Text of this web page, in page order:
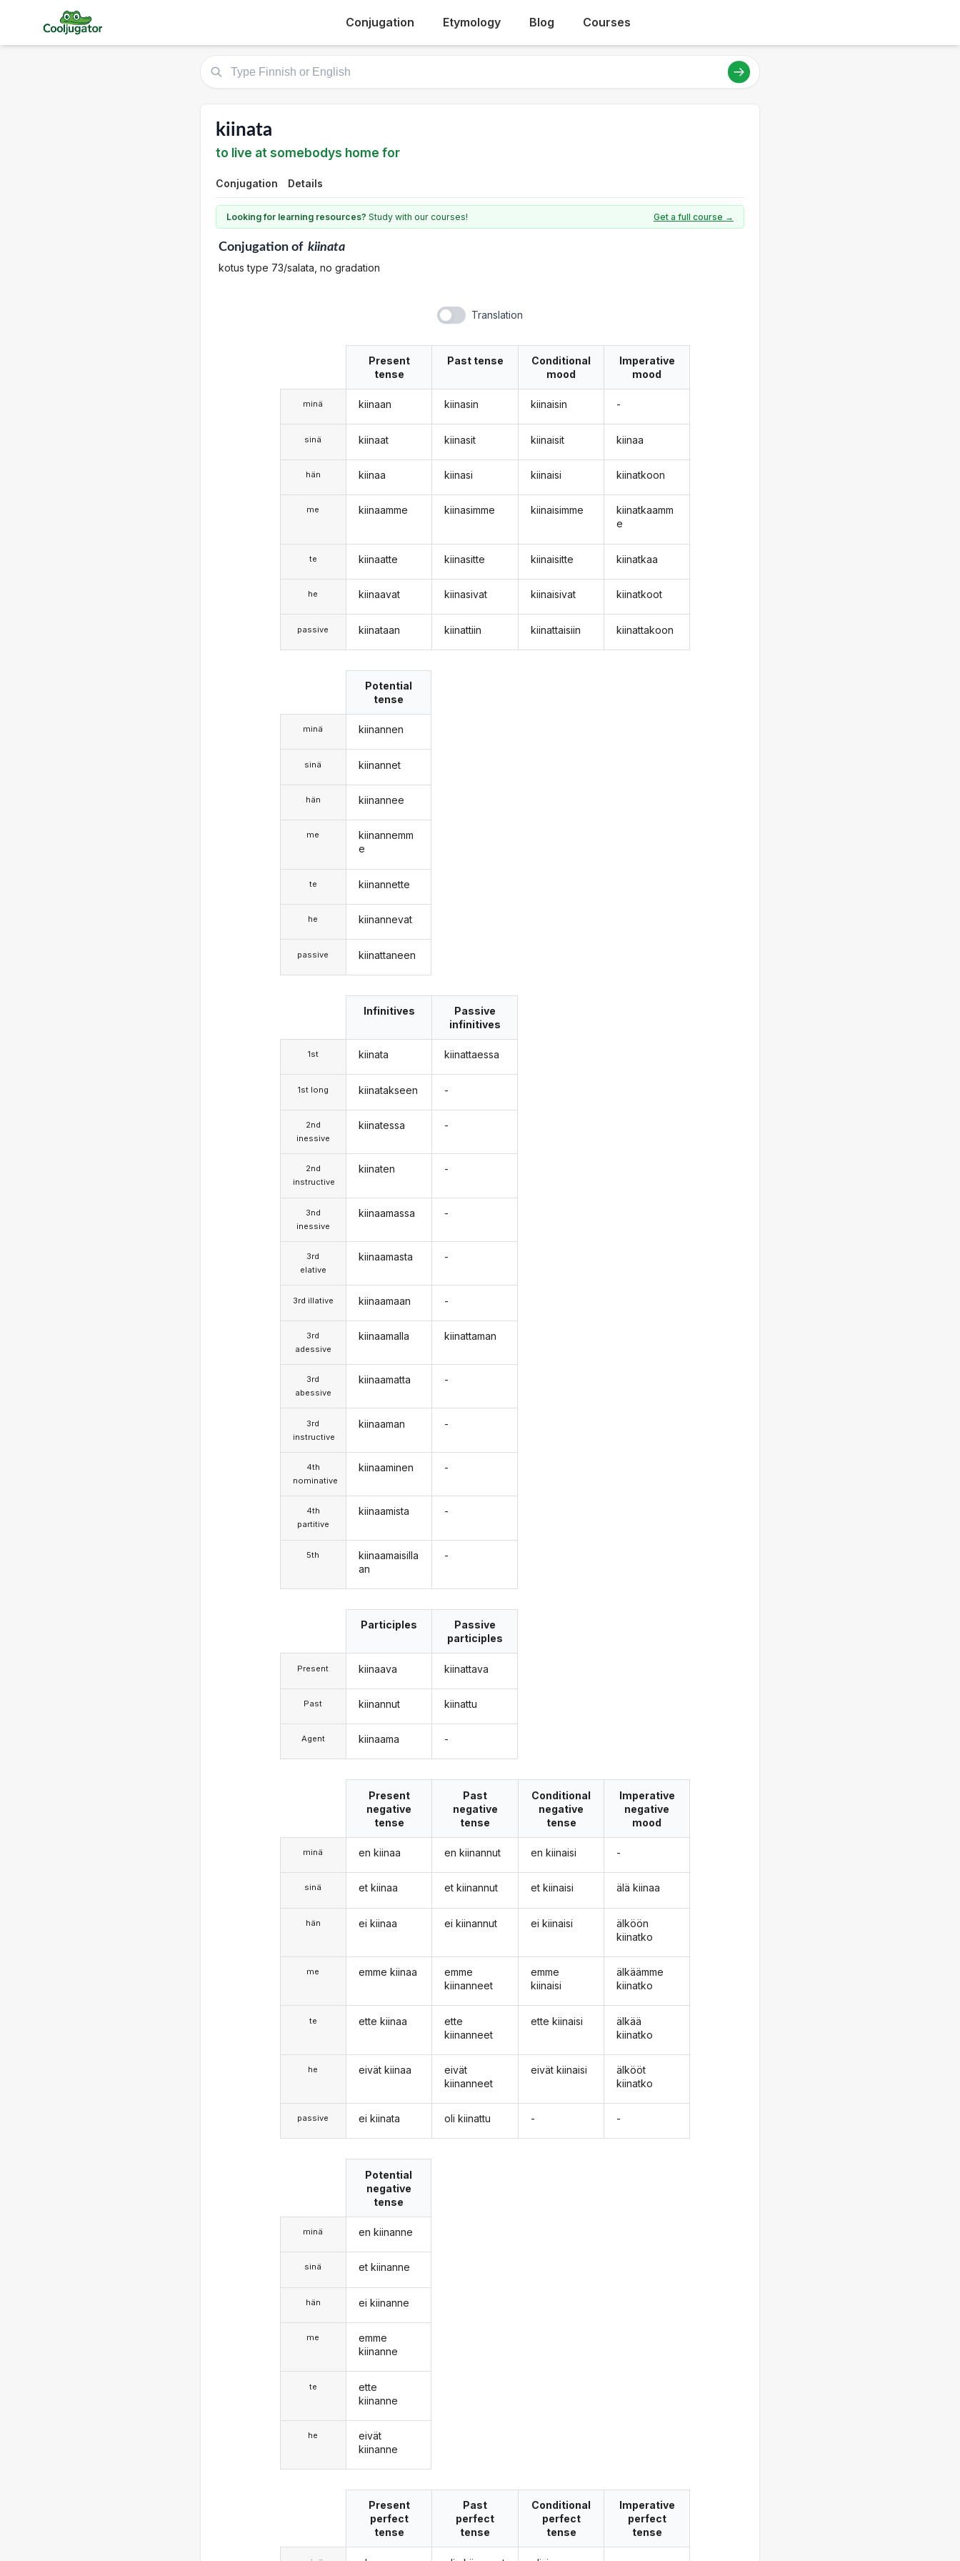
Conjugation Etymology Blog Courses
kiinata
to live at somebodys home for
Conjugation Details
Looking for learning resources? Study with our courses! Get a full course →
Conjugationof kiinata
kotus type 73/salata, no gradation
Translation
minä
sinä
hän
me
te
he
passive
Present
tense
kiinaan
kiinaat
kiinaa
kiinaamme
kiinaatte
kiinaavat
kiinataan
Past tense
kiinasin
kiinasit
kiinasi
kiinasimme
kiinasitte
kiinasivat
kiinattiin
Conditional
mood
kiinaisin
kiinaisit
kiinaisi
kiinaisimme
kiinaisitte
kiinaisivat
kiinattaisiin
Imperative
mood
-
kiinaa
kiinatkoon
kiinatkaamm
e
kiinatkaa
kiinatkoot
kiinattakoon
minä
sinä
hän
me
te
he
passive
Potential
tense
kiinannen
kiinannet
kiinannee
kiinannemm
e
kiinannette
kiinannevat
kiinattaneen
1st
1st long
2nd
inessive
2nd
instructive
3nd
inessive
3rd
elative
3rd illative
3rd
adessive
3rd
abessive
3rd
instructive
4th
nominative
4th
partitive
5th
Infinitives
kiinata
kiinatakseen
kiinatessa
kiinaten
kiinaamassa
kiinaamasta
kiinaamaan
kiinaamalla
kiinaamatta
kiinaaman
kiinaaminen
kiinaamista
kiinaamaisilla
an
Passive
infinitives
kiinattaessa
-
-
-
-
-
-
kiinattaman
-
-
-
-
-
Present
Past
Agent
Participles
kiinaava
kiinannut
kiinaama
Passive
participles
kiinattava
kiinattu
-
minä
sinä
hän
me
te
he
passive
Present
negative
tense
en kiinaa
et kiinaa
ei kiinaa
emme kiinaa
ette kiinaa
eivät kiinaa
ei kiinata
Past
negative
tense
en kiinannut
et kiinannut
ei kiinannut
emme
kiinanneet
ette
kiinanneet
eivät
kiinanneet
oli kiinattu
Conditional
negative
tense
en kiinaisi
et kiinaisi
ei kiinaisi
emme
kiinaisi
ette kiinaisi
eivät kiinaisi
-
Imperative
negative
mood
-
älä kiinaa
älköön
kiinatko
älkäämme
kiinatko
älkää
kiinatko
älkööt
kiinatko
-
minä
sinä
hän
me
te
he
Potential
negative
tense
en kiinanne
et kiinanne
ei kiinanne
emme
kiinanne
ette
kiinanne
eivät
kiinanne
Present
perfect
tense
Past
perfect
tense
Conditional
perfect
tense
Imperative
perfect
tense